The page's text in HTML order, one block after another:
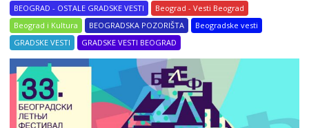
14.
do
20.
sloganom
„Usudi
se
BEOGRAD - OSTALE GRADSKE VESTI
Beograd - Vesti Beograd
Beograd i Kultura
BEOGRADSKA POZORIŠTA
Beogradske vesti
GRADSKE VESTI
GRADSKE VESTI BEOGRAD